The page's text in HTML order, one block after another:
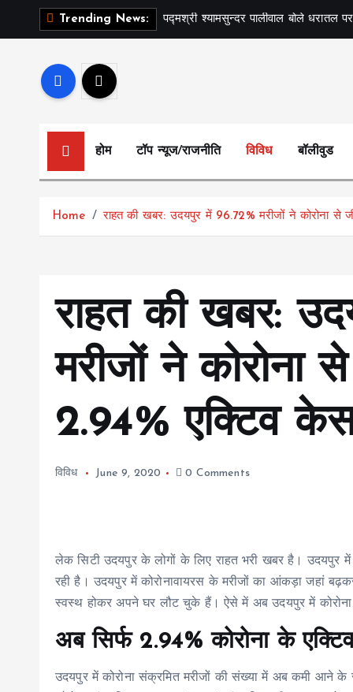
Trending News: पद्मश्री श्यामसुन्दर पालीवाल बोले धरातल
होम टॉप न्यूज/राजनीति विविध बॉलीवुड
Home राहत की खबर: उदयपुर में 96.72% मरीजों ने कोरोना से
राहत की खबर:
मरीजों ने कोरोना
2.94% एक्टिव
विविध June 9, 2020 0 Comments
लेक सिटी उदयपुर के लोगों के लिए राहत भरी खबर है। उदयपुर में
रही है। उदयपुर में कोरोनावायरस के मरीजों का आंकड़ा जहां
स्वस्थ होकर अपने घर लौट चुके हैं। ऐसे में अब उदयपुर में
अब सिर्फ 2.94% कोरोना के
उदयपुर में कोरोना संक्रमित मरीजों की संख्या में अब कमी आने के